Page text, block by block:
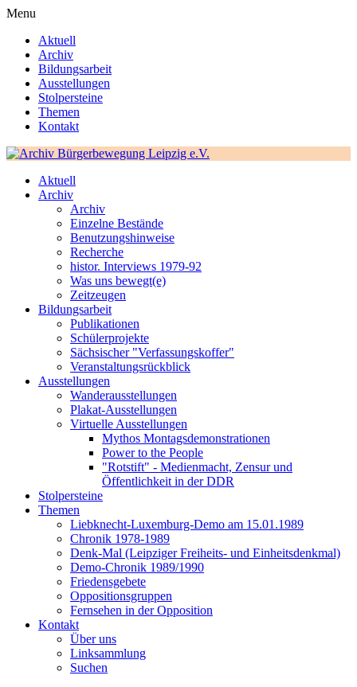
Menu
Aktuell
Archiv
Bildungsarbeit
Ausstellungen
Stolpersteine
Themen
Kontakt
Aktuell
Archiv
Archiv
Einzelne Bestände
Benutzungshinweise
Recherche
histor. Interviews 1979-92
Was uns bewegt(e)
Zeitzeugen
Bildungsarbeit
Publikationen
Schülerprojekte
Sächsischer "Verfassungskoffer"
Veranstaltungsrückblick
Ausstellungen
Wanderausstellungen
Plakat-Ausstellungen
Virtuelle Ausstellungen
Mythos Montagsdemonstrationen
Power to the People
"Rotstift" - Medienmacht, Zensur und
Öffentlichkeit in der DDR
Stolpersteine
Themen
Liebknecht-Luxemburg-Demo am 15.01.1989
Chronik 1978-1989
Denk-Mal (Leipziger Freiheits- und Einheitsdenkmal)
Demo-Chronik 1989/1990
Friedensgebete
Oppositionsgruppen
Fernsehen in der Opposition
Kontakt
Über uns
Linksammlung
Suchen